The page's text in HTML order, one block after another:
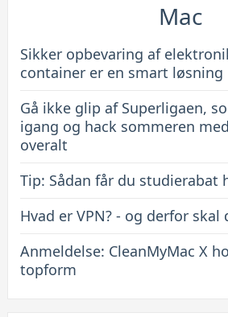
Mac
Sikker opbevaring af
container er en smart løsning
Gå ikke glip af Superligaen,
igang og hack sommeren
overalt
Tip: Sådan får du studierabat
Hvad er VPN? - og derfor skal
Anmeldelse: CleanMyMac X
topform